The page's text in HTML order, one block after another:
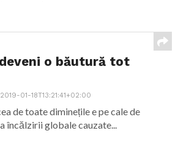
o băutură tot
2019-01-18T13:21:41+02:00
de toate diminețile e pe cale de
încălzirii globale cauzate...